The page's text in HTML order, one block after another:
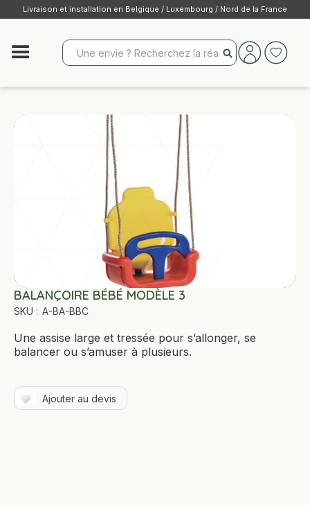
Livraison et installation en Belgique / Luxembourg / Nord de la France
BALANÇOIRE BÉBÉ MODÈLE 3
SKU : A-BA-BBC
Une assise large et tressée pour s’allonger, se
balancer ou s’amuser à plusieurs.
Ajouter au devis